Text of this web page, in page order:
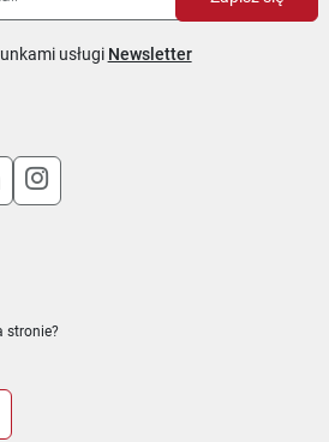
usługi Newsletter
się w nowym oknie
otworzy się w nowym oknie
link otworzy się w nowym
Uwaga, link otworzy się w
Uwaga, link otworzy się w
stronie?